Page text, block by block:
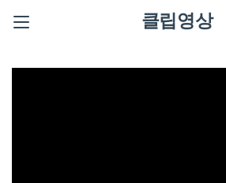
클립영상